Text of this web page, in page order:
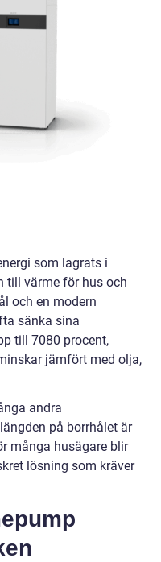
som lagrats i
till värme för hus och
och en modern
sänka sina
till 7080 procent,
jämfört med olja,
andra
på borrhålet är
många husägare blir
lösning som kräver